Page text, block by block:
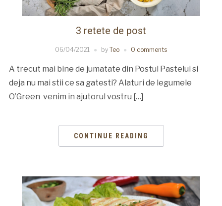
3 retete de post
06/04/2021 by Teo 0 comments
A trecut mai bine de jumatate din Postul Pastelui si
deja nu mai stii ce sa gatesti? Alaturi de legumele
O’Green venim in ajutorul vostru […]
CONTINUE READING